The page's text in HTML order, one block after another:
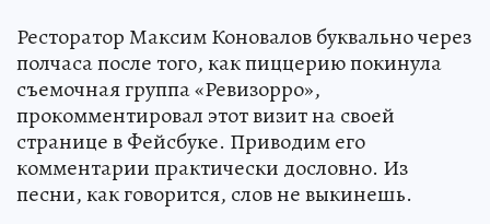
Ресторатор Максим Коновалов буквально через
полчаса после того, как пиццерию покинула
съемочная группа «Ревизорро»,
прокомментировал этот визит на своей
странице в Фейсбуке. Приводим его
комментарии практически дословно. Из
песни, как говорится, слов не выкинешь.